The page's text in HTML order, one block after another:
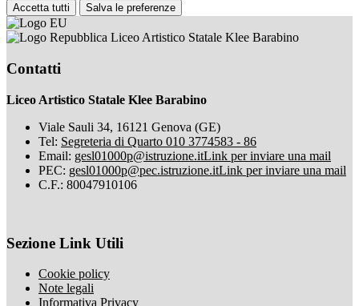
Accetta tutti Salva le preferenze
Liceo Artistico Statale Klee Barabino
Contatti
Liceo Artistico Statale Klee Barabino
Viale Sauli 34, 16121 Genova (GE)
Tel: Segreteria di Quarto 010 3774583 - 86
Email: gesl01000p@istruzione.itLink per inviare una mail
PEC: gesl01000p@pec.istruzione.itLink per inviare una mail
C.F.: 80047910106
Sezione Link Utili
Cookie policy
Note legali
Informativa Privacy